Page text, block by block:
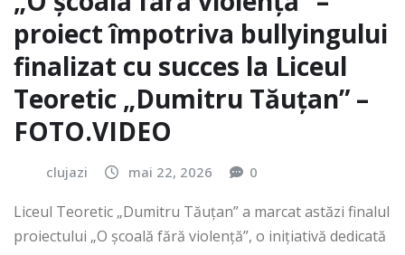
proiect împotriva bullyingului
finalizat cu succes la Liceul
Teoretic „Dumitru Tăuțan” –
FOTO.VIDEO
clujazi mai 22, 2026 0
Liceul Teoretic „Dumitru Tăuțan” a marcat astăzi finalul
proiectului „O școală fără violență”, o inițiativă dedicată